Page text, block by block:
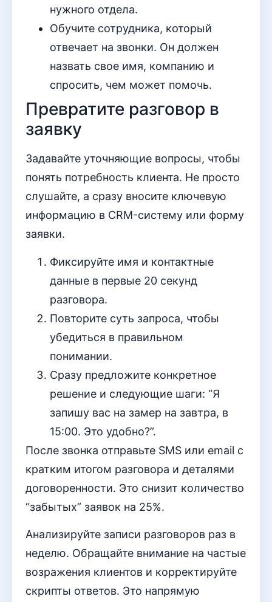
нужного отдела.
Обучите сотрудника, который
отвечает на звонки. Он должен
назвать свое имя, компанию и
спросить, чем может помочь.
Превратите разговор в
заявку
Задавайте уточняющие вопросы, чтобы
понять потребность клиента. Не просто
слушайте, а сразу вносите ключевую
информацию в CRM-систему или форму
заявки.
Фиксируйте имя и контактные
данные в первые 20 секунд
разговора.
Повторите суть запроса, чтобы
убедиться в правильном
понимании.
Сразу предложите конкретное
решение и следующие шаги: “Я
запишу вас на замер на завтра, в
15:00. Это удобно?”.
После звонка отправьте SMS или email с
кратким итогом разговора и деталями
договоренности. Это снизит количество
“забытых” заявок на 25%.
Анализируйте записи разговоров раз в
неделю. Обращайте внимание на частые
возражения клиентов и корректируйте
скрипты ответов. Это напрямую